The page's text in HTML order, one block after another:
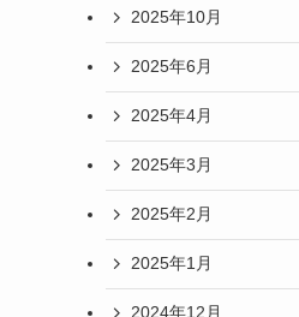
2025年10月
2025年6月
2025年4月
2025年3月
2025年2月
2025年1月
2024年12月